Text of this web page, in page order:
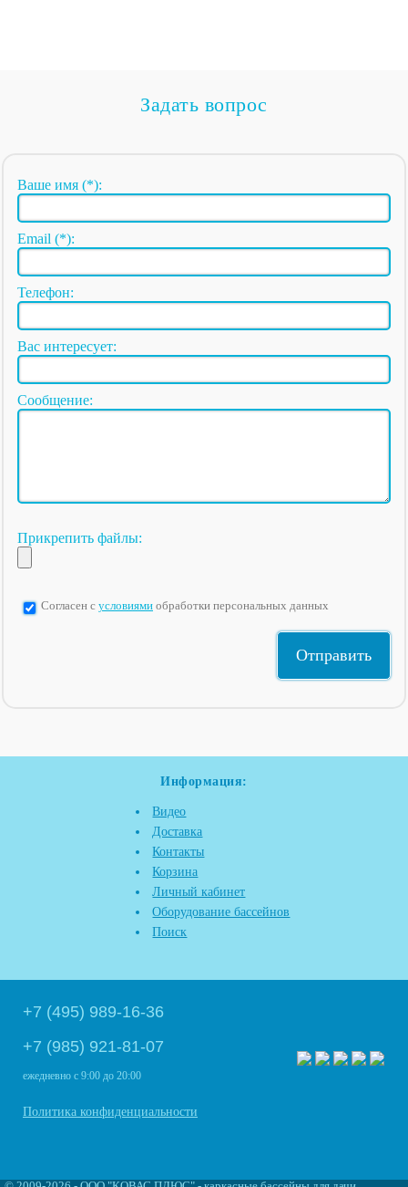
Задать вопрос
Ваше имя (*):
Email (*):
Телефон:
Вас интересует:
Сообщение:
Прикрепить файлы:
Согласен с условиями обработки персональных данных
Информация:
Видео
Доставка
Контакты
Корзина
Личный кабинет
Оборудование бассейнов
Поиск
+7 (495) 989-16-36
+7 (985) 921-81-07
ежедневно с 9:00 до 20:00
Политика конфиденциальности